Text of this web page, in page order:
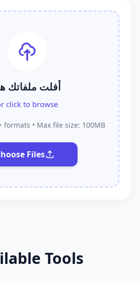
أفلت ملفاتك
click to browse
formats • Max file size: 100MB
Files
Tools